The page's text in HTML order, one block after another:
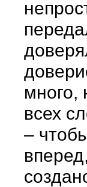
много,
всех
–